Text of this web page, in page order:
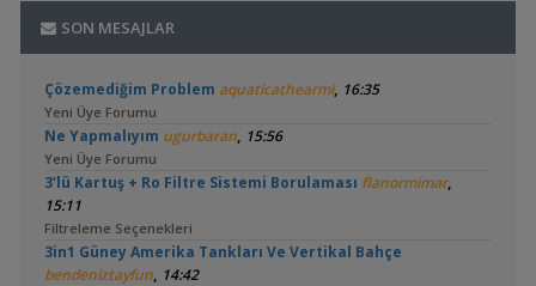
SON MESAJLAR
Çözemediğim Problem aquaticathearmi, 16:35
Yeni Üye Forumu
Ne Yapmalıyım ugurbaran, 15:56
Yeni Üye Forumu
3'lü Kartuş + Ro Filtre Sistemi Borulaması flanormimar,
15:11
Filtreleme Seçenekleri
3in1 Güney Amerika Tankları Ve Vertikal Bahçe
bendeniztayfun, 14:42